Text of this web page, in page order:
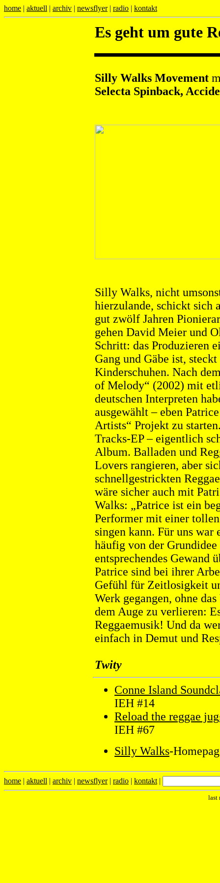
home | aktuell | archiv | newsflyer| radio | kontakt
Es geht um gute
Silly Walks Movement
Selecta Spinback,
Silly Walks, nicht
hierzulande, schickt sich
gut zwölf Jahren
gehen David Meier und
Schritt: das Produzieren
Gang und Gäbe ist,
Kinderschuhen. Nach
of Melody“ (2002) mit
deutschen Interpreten
ausgewählt – eben
Artists“ Projekt zu
Tracks-EP – eigentlich
Album. Balladen und
Lovers rangieren, aber
schnellgestrickten
wäre sicher auch mit
Walks: „Patrice ist ein
Performer mit einer
singen kann. Für uns war
häufig von der
entsprechendes Gewand
Patrice sind bei ihrer
Gefühl für Zeitlosigkeit
Werk gegangen, ohne
dem Auge zu verlieren:
Reggaemusik! Und da
einfach in Demut und
Twity
Conne Island
IEH #14
Reload the reggae
IEH #67
Silly Walks-
home | aktuell | archiv | newsflyer| radio | kontakt |
last